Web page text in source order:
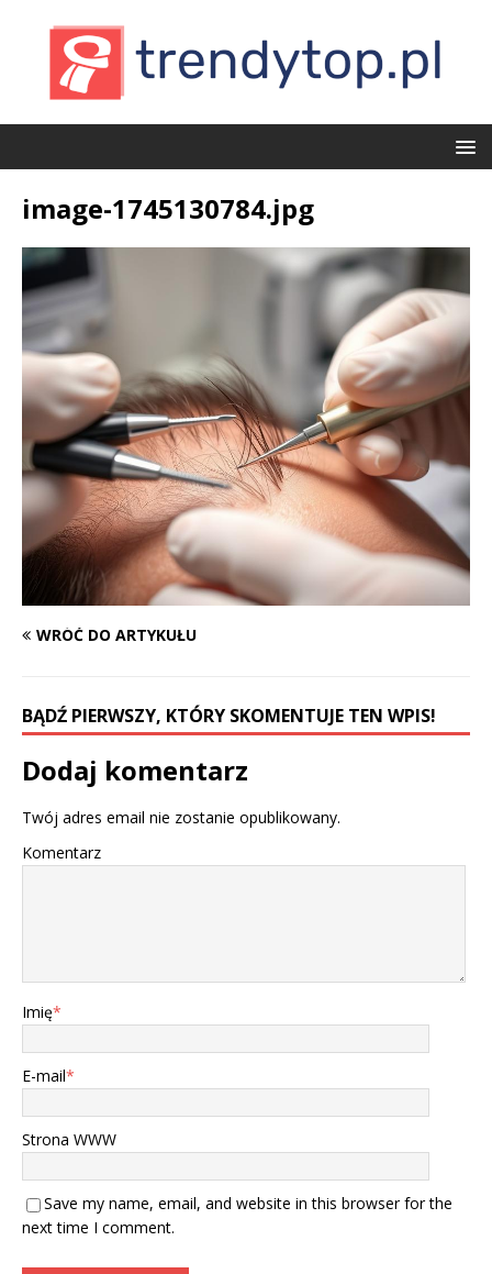
image-1745130784.jpg
WRÓĆ DO ARTYKUŁU
BĄDŹ PIERWSZY, KTÓRY SKOMENTUJE TEN WPIS!
Dodaj komentarz
Twój adres email nie zostanie opublikowany.
Komentarz
Imię*
E-mail*
Strona WWW
Save my name, email, and website in this browser for the
next time I comment.